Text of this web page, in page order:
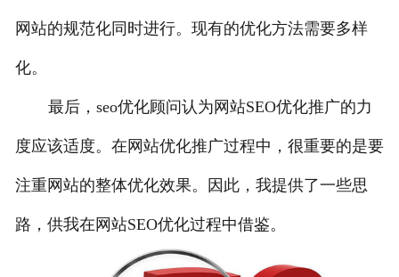
网站的规范化同时进行。现有的优化方法需要多样
化。
最后，seo优化顾问认为网站SEO优化推广的力
度应该适度。在网站优化推广过程中，很重要的是要
注重网站的整体优化效果。因此，我提供了一些思
路，供我在网站SEO优化过程中借鉴。